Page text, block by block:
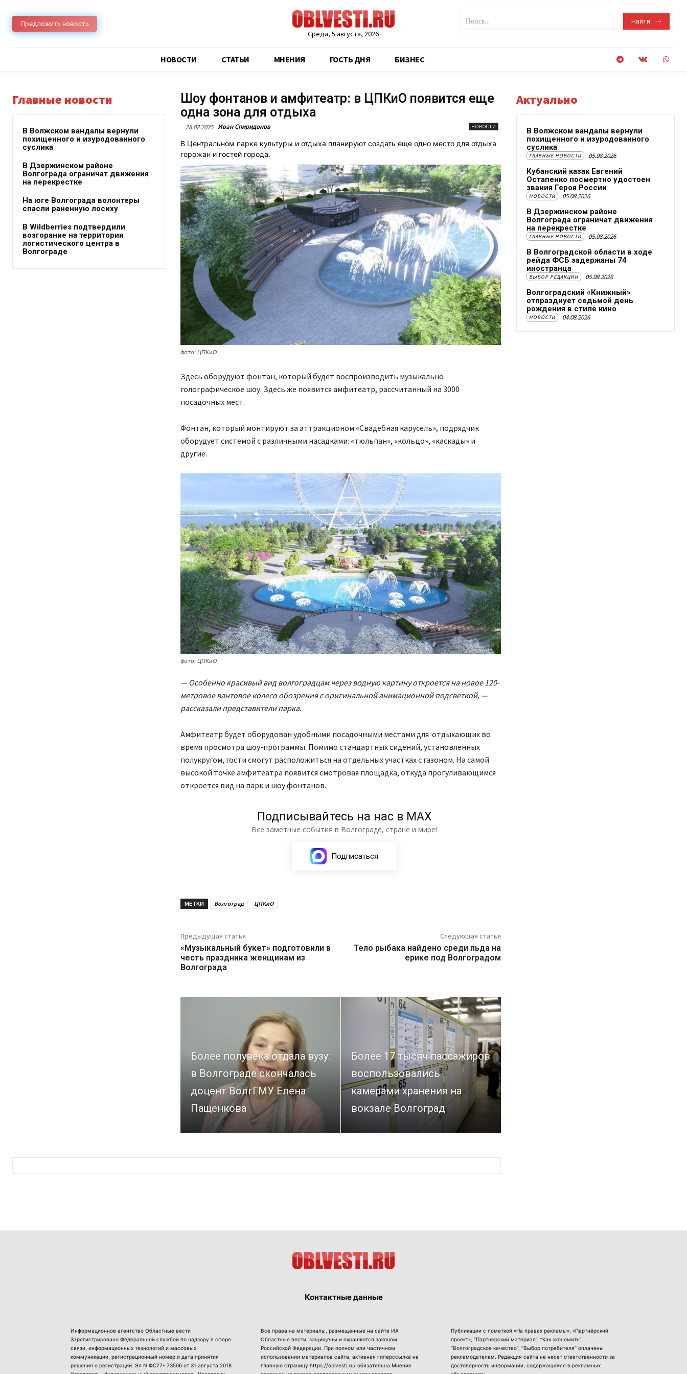
Предложить новость
Среда, 5 августа, 2026
Поиск... Найти
НОВОСТИ CТАТЬИ МНЕНИЯ ГОСТЬ ДНЯ БИЗНЕС
Главные новости
В Волжском вандалы вернули
похищенного и изуродованного
суслика
В Дзержинском районе
Волгограда ограничат движения
на перекрестке
На юге Волгограда волонтеры
спасли раненную лосиху
В Wildberries подтвердили
возгорание на территории
логистического центра в
Волгограде
Шоу фонтанов и амфитеатр: в ЦПКиО появится еще
одна зона для отдыха
28.02.2025 Иван Спиридонов НОВОСТИ
В Центральном парке культуры и отдыха планируют создать еще одно место для отдыха
горожан и гостей города.
фото: ЦПКиО
Здесь оборудуют фонтан, который будет воспроизводить музыкально-
голографическое шоу. Здесь же появится амфитеатр, рассчитанный на 3000
посадочных мест.
Фонтан, который монтируют за аттракционом «Свадебная карусель», подрядчик
оборудует системой с различными насадками: «тюльпан», «кольцо», «каскады» и
другие.
фото: ЦПКиО
— Особенно красивый вид волгоградцам через водную картину откроется на новое 120-
метровое вантовое колесо обозрения с оригинальной анимационной подсветкой, —
рассказали представители парка.
Амфитеатр будет оборудован удобными посадочными местами для отдыхающих во
время просмотра шоу-программы. Помимо стандартных сидений, установленных
полукругом, гости смогут расположиться на отдельных участках с газоном. На самой
высокой точке амфитеатра появится смотровая площадка, откуда прогуливающимся
откроется вид на парк и шоу фонтанов.
Подписывайтесь на нас в МАХ
Все заметные события в Волгограде, стране и мире!
Подписаться
МЕТКИ Волгоград ЦПКиО
Предыдущая статья
«Музыкальный букет» подготовили в
честь праздника женщинам из
Волгограда
Следующая статья
Тело рыбака найдено среди льда на
ерике под Волгоградом
Более полувека отдала вузу:
в Волгограде скончалась
доцент ВолгГМУ Елена
Пащенкова
Более 17 тысяч пассажиров
воспользовались
камерами хранения на
вокзале Волгоград
Актуально
В Волжском вандалы вернули
похищенного и изуродованного
суслика
ГЛАВНЫЕ НОВОСТИ 05.08.2026
Кубанский казак Евгений
Остапенко посмертно удостоен
звания Героя России
НОВОСТИ 05.08.2026
В Дзержинском районе
Волгограда ограничат движения
на перекрестке
ГЛАВНЫЕ НОВОСТИ 05.08.2026
В Волгоградской области в ходе
рейда ФСБ задержаны 74
иностранца
ВЫБОР РЕДАКЦИИ 05.08.2026
Волгоградский «Книжный»
отпразднует седьмой день
рождения в стиле кино
НОВОСТИ 04.08.2026
Контактные данные
Информационное агентство Областные вести
Зарегистрировано Федеральной службой по надзору в сфере
связи, информационных технологий и массовых
коммуникации, регистрационный номер и дата принятия
решения о регистрации: Эл N ФС77- 73506 от 31 августа 2018
Все права на материалы, размещенные на сайте ИА
Областные вести, защищены и охраняются законом
Российской Федерации. При полном или частичном
использовании материалов сайта, активная гиперссылка на
главную страницу https://oblvesti.ru/ обязательна.Мнение
Публикации с пометкой «На правах рекламы», «Партнёрский
проект», “Партнерский материал”, “Как экономить”,
“Волгоградское качество”, “Выбор потребителя” оплачены
рекламодателем. Редакция сайта не несет ответственности за
достоверность информации, содержащейся в рекламных